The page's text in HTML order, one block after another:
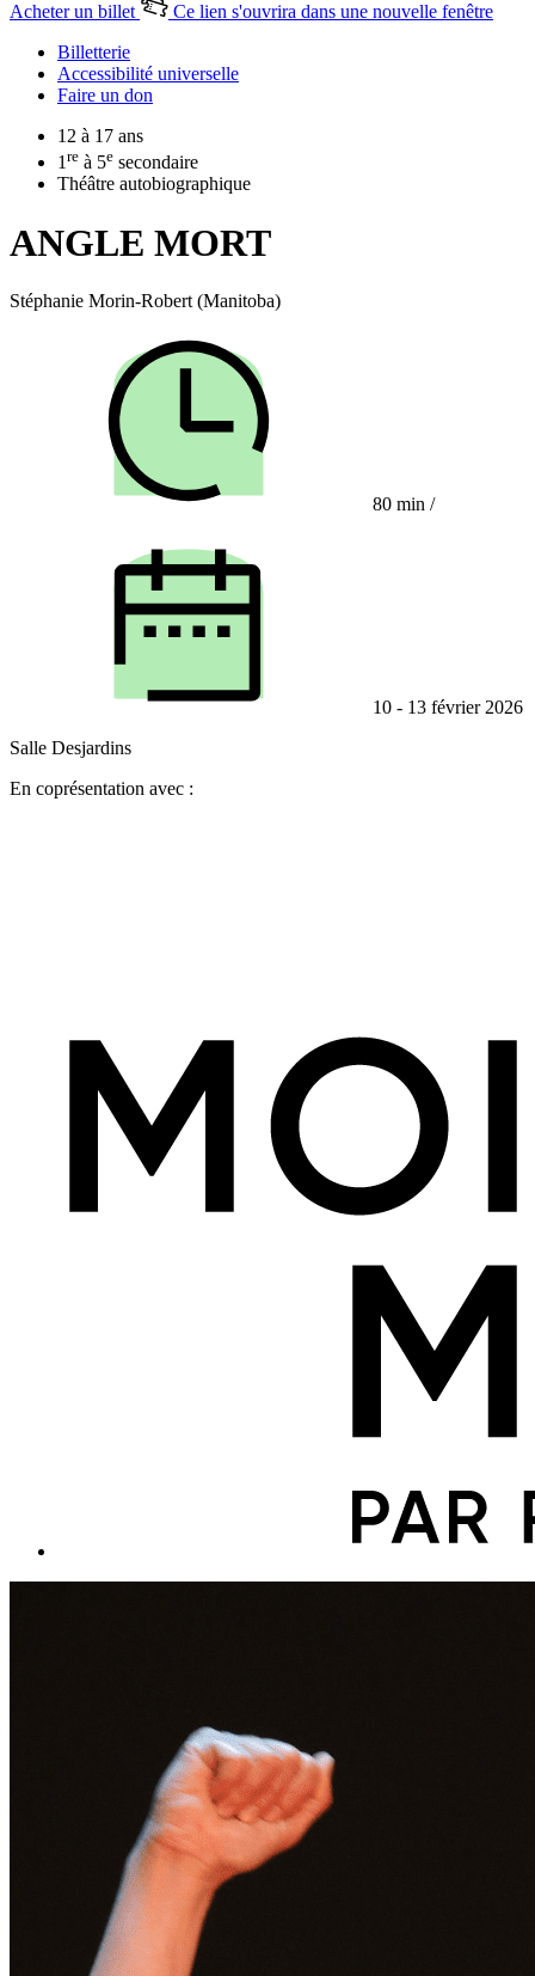
Acheter un billet
Ce lien s'ouvrira dans une nouvelle fenêtre
Billetterie
Accessibilité universelle
Faire un don
12 à 17 ans
1 re à 5e secondaire
Théâtre autobiographique
ANGLE MORT
Stéphanie Morin-Robert (Manitoba)
80 min /
10 - 13 février 2026
Salle Desjardins
En coprésentation avec :